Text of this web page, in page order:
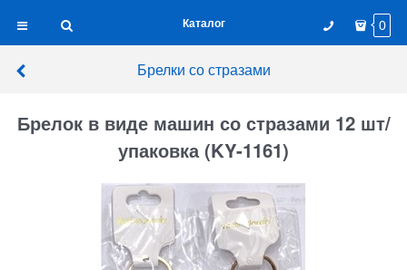
Каталог 0
Брелки со стразами
Брелок в виде машин со стразами 12 шт/
упаковка (KY-1161)